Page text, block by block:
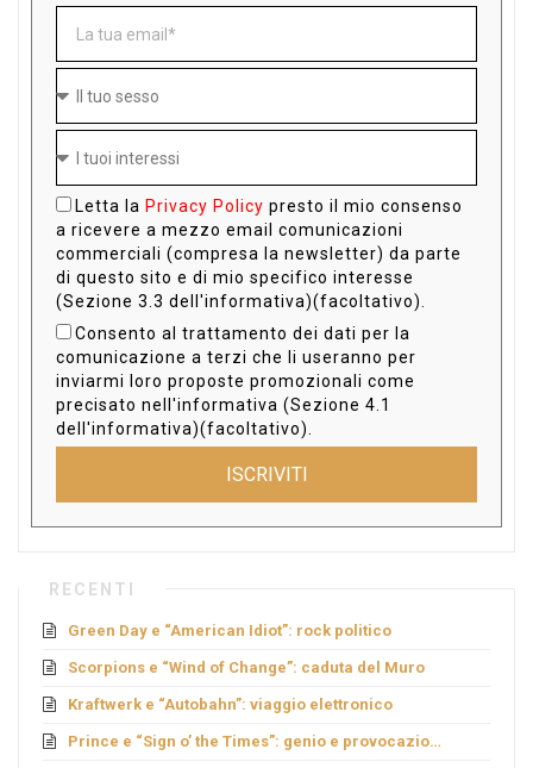
Letta la Privacy Policy presto il mio consenso
a ricevere a mezzo email comunicazioni
commerciali (compresa la newsletter) da parte
di questo sito e di mio specifico interesse
(Sezione 3.3 dell'informativa)(facoltativo).
Consento al trattamento dei dati per la
comunicazione a terzi che li useranno per
inviarmi loro proposte promozionali come
precisato nell'informativa (Sezione 4.1
dell'informativa)(facoltativo).
ISCRIVITI
RECENTI
Green Day e “American Idiot”: rock politico
Scorpions e “Wind of Change”: caduta del Muro
Kraftwerk e “Autobahn”: viaggio elettronico
Prince e “Sign o’ the Times”: genio e provocazione